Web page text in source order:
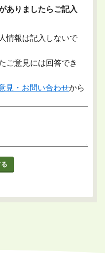
ありましたらご記入
情報は記入しないで
ご意見には回答でき
見・お問い合わせから